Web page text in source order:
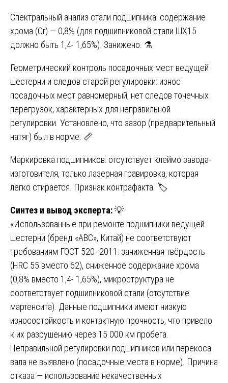
Спектральный анализ стали подшипника: содержание
хрома (Cr) — 0,8% (для подшипниковой стали ШХ15
должно быть 1,4- 1,65%). Занижено. ⚗️
Геометрический контроль посадочных мест ведущей
шестерни и следов старой регулировки: износ
посадочных мест равномерный, нет следов точечных
перегрузок, характерных для неправильной
регулировки. Установлено, что зазор (предварительный
натяг) был в норме. 📏
Маркировка подшипников: отсутствует клеймо завода-
изготовителя, только лазерная гравировка, которая
легко стирается. Признак контрафакта. 🏷️
Синтез и вывод эксперта:💡
«Использованные при ремонте подшипники ведущей
шестерни (бренд «ABC», Китай) не соответствуют
требованиям ГОСТ 520- 2011: заниженная твёрдость
(HRC 55 вместо 62), сниженное содержание хрома
(0,8% вместо 1,4- 1,65%), микроструктура не
соответствует подшипниковой стали (отсутствие
мартенсита). Данные подшипники имеют низкую
износостойкость и контактную прочность, что привело
к их разрушению через 15 000 км пробега.
Неправильной регулировки подшипников или перекоса
вала не выявлено (посадочные места в норме). Причина
отказа — использование некачественных